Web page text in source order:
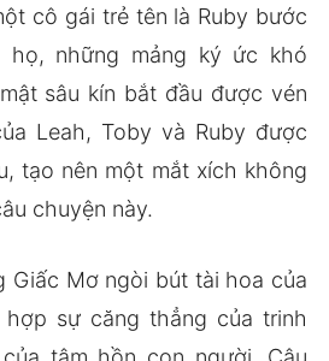
cô gái trẻ tên là Ruby bước
những mảng ký ức khó
sâu kín bắt đầu được vén
Leah, Toby và Ruby được
tạo nên một mắt xích không
chuyện này.
Giấc Mơ ngòi bút tài hoa của
sự căng thẳng của trinh